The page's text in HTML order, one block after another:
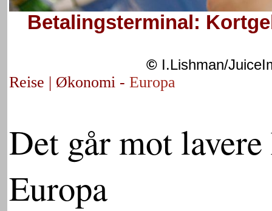
Betalingsterminal:
© I.Lishman/
Reise | Økonomi - Europa
Det går mot
Europa